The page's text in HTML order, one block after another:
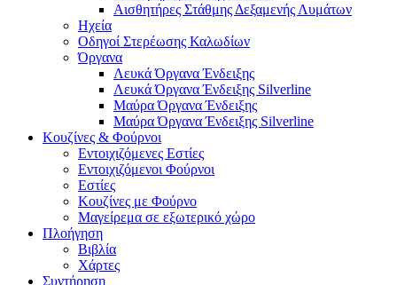
Αισθητήρες Στάθμης Δεξαμενής Λυμάτων
Ηχεία
Οδηγοί Στερέωσης Καλωδίων
Όργανα
Λευκά Όργανα Ένδειξης
Λευκά Όργανα Ένδειξης Silverline
Μαύρα Όργανα Ένδειξης
Μαύρα Όργανα Ένδειξης Silverline
Κουζίνες & Φούρνοι
Εντοιχιζόμενες Εστίες
Εντοιχιζόμενοι Φούρνοι
Εστίες
Κουζίνες με Φούρνο
Μαγείρεμα σε εξωτερικό χώρο
Πλοήγηση
Βιβλία
Χάρτες
Συντήρηση